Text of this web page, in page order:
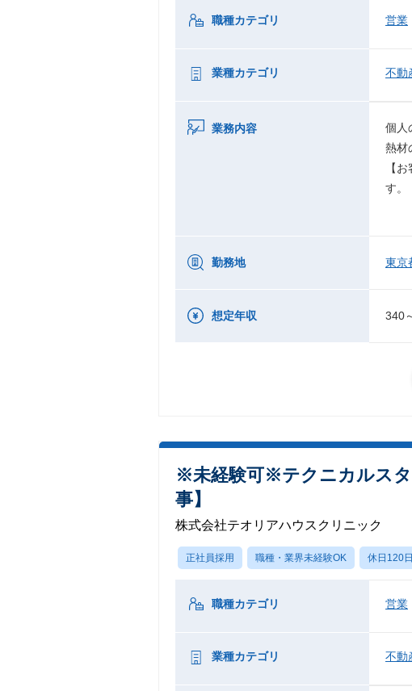
職種カテゴリ 営業
業種カテゴリ 不動
業務内容
個人
熱材
【
す。
勤務地 東京
想定年収 340
※未経験可※テクニカルス
事】
株式会社テオリアハウスクリニック
正社員採用 職種・業界未経験OK 休日120
職種カテゴリ 営業
業種カテゴリ 不動